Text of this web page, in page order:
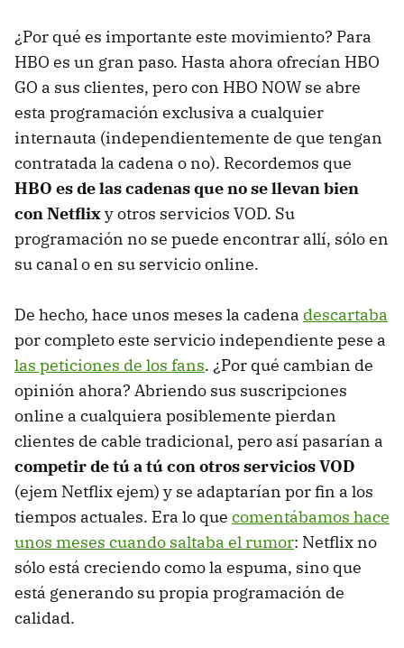
¿Por qué es importante este movimiento? Para
HBO es un gran paso. Hasta ahora ofrecían HBO
GO a sus clientes, pero con HBO NOW se abre
esta programación exclusiva a cualquier
internauta (independientemente de que tengan
contratada la cadena o no). Recordemos que
HBO es de las cadenas que no se llevan bien
con Netflixy otros servicios VOD. Su
programación no se puede encontrar allí, sólo en
su canal o en su servicio online.
De hecho, hace unos meses la cadena descartaba
por completo este servicio independiente pese a
las peticiones de los fans. ¿Por qué cambian de
opinión ahora? Abriendo sus suscripciones
online a cualquiera posiblemente pierdan
clientes de cable tradicional, pero así pasarían a
competir de tú a tú con otros servicios VOD
(ejem Netflix ejem) y se adaptarían por fin a los
tiempos actuales. Era lo que comentábamos hace
unos meses cuando saltaba el rumor: Netflix no
sólo está creciendo como la espuma, sino que
está generando su propia programación de
calidad.